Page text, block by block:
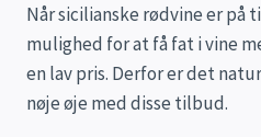
Når sicilianske rødvine er på
mulighed for at få fat i vine
en lav pris. Derfor er det
nøje øje med disse tilbud.